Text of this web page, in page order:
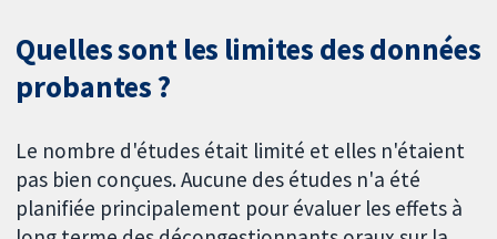
Quelles sont les limites des données
probantes ?
Le nombre d'études était limité et elles n'étaient
pas bien conçues. Aucune des études n'a été
planifiée principalement pour évaluer les effets à